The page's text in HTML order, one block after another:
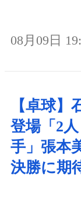
08月09日
【卓球
登場「2
手」張本
決勝に期